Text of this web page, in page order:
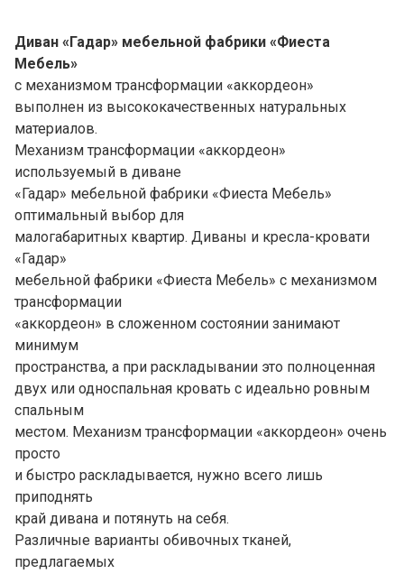
Диван «Гадар» мебельной фабрики «Фиеста
Мебель»
с механизмом трансформации «аккордеон»
выполнен из высококачественных натуральных
материалов.
Механизм трансформации «аккордеон»
используемый в диване
«Гадар» мебельной фабрики «Фиеста Мебель»
оптимальный выбор для
малогабаритных квартир. Диваны и кресла-кровати
«Гадар»
мебельной фабрики «Фиеста Мебель» с механизмом
трансформации
«аккордеон» в сложенном состоянии занимают
минимум
пространства, а при раскладывании это полноценная
двух или односпальная кровать с идеально ровным
спальным
местом. Механизм трансформации «аккордеон» очень
просто
и быстро раскладывается, нужно всего лишь
приподнять
край дивана и потянуть на себя.
Различные варианты обивочных тканей,
предлагаемых